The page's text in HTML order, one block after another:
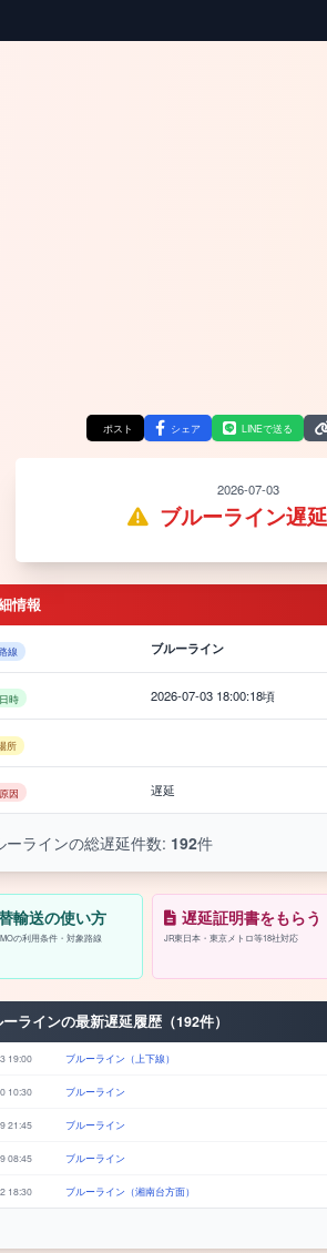
ポスト シェア LINEで送る
2026-07-03
ブルーライン遅
情報
線 ブルーライン
時 2026-07-03 18:00:18頃
所
因 遅延
ーラインの総遅延件数: 192件
輸送の使い方
の利用条件・対象路線
遅延証明書をもらう
JR東日本・東京メトロ等18社対応
ラインの最新遅延履歴（192件）
19:00 ブルーライン（上下線）
10:30 ブルーライン
21:45 ブルーライン
08:45 ブルーライン
18:30 ブルーライン（湘南台方面）